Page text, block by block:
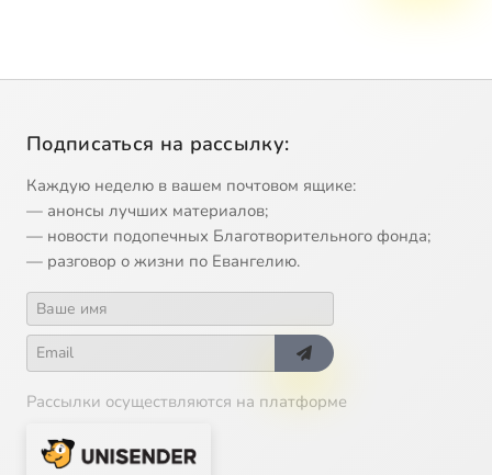
Подписаться на рассылку:
Каждую неделю в вашем почтовом ящике:
— анонсы лучших материалов;
— новости подопечных Благотворительного фонда;
— разговор о жизни по Евангелию.
Рассылки осуществляются на платформе